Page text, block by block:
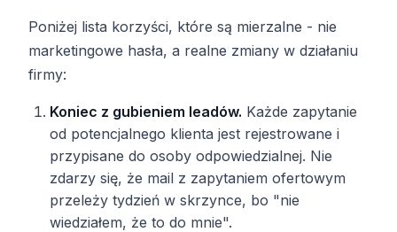
Poniżej lista korzyści, które są mierzalne - nie
marketingowe hasła, a realne zmiany w działaniu
firmy:
Koniec z gubieniem leadów. Każde zapytanie
od potencjalnego klienta jest rejestrowane i
przypisane do osoby odpowiedzialnej. Nie
zdarzy się, że mail z zapytaniem ofertowym
przeleży tydzień w skrzynce, bo "nie
wiedziałem, że to do mnie".